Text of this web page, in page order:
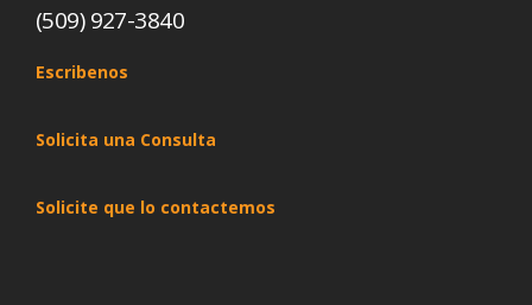
(509) 927-3840
Escribenos
Solicita una Consulta
Solicite que lo contactemos